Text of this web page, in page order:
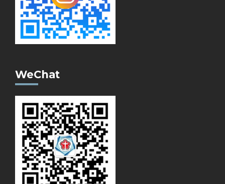
WeChat